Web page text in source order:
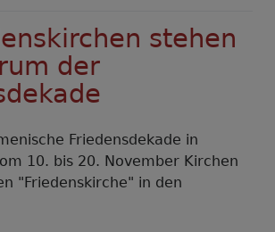
stehen
der
Friedensdekade in
10. bis 20. November Kirchen
"Friedenskirche" in den